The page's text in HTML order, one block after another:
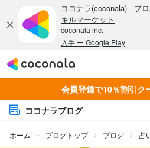
会員登録で10％割引ク
ココナラブログ
ホーム ブログトップ ブログ 占